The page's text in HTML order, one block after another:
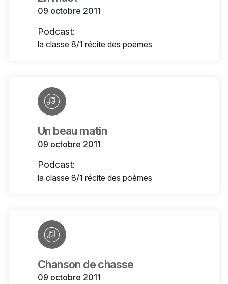
09 octobre 2011
Podcast:
la classe 8/1 récite des poèmes
Un beau matin
09 octobre 2011
Podcast:
la classe 8/1 récite des poèmes
Chanson de chasse
09 octobre 2011